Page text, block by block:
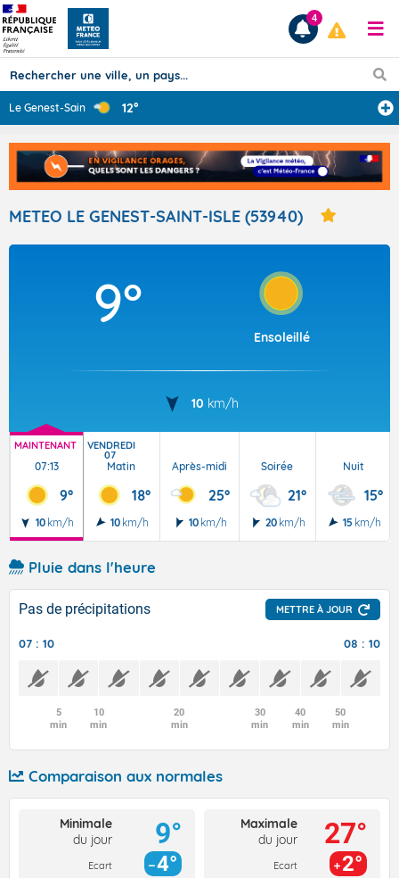
Prévisions
TOUS LES RÉSULTATS
Articles
4
Le Genest-Saint ... 12°
METEO LE GENEST-SAINT-ISLE (53940)
9°
Ensoleillé
10 km/h
MAINTENANT
07:13
9°
10 km/h
VENDREDI
07
Matin
18°
10 km/h
Après-midi
25°
10 km/h
Soirée
21°
20 km/h
Nuit
15°
15 km/h
Pluie dans l'heure
Pas de précipitations METTRE À JOUR
07 : 10 08 : 10
5
min
10
min
20
min
30
min
40
min
50
min
Comparaison aux normales
Minimale
du jour
Ecart
9°
4°
Maximale
du jour
Ecart
27°
2°